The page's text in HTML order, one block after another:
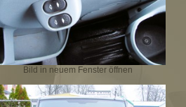
Bild in neuem Fenster öffnen